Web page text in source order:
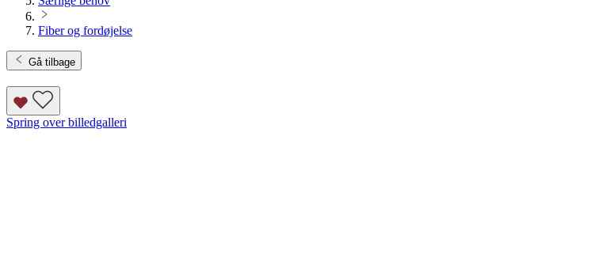
Fiber og fordøjelse
Gå tilbage
Spring over billedgalleri